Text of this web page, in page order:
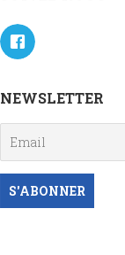
NEWSLETTER